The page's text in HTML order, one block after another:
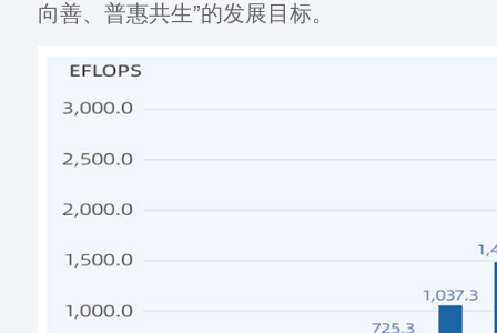
向善、普惠共生”的发展目标。